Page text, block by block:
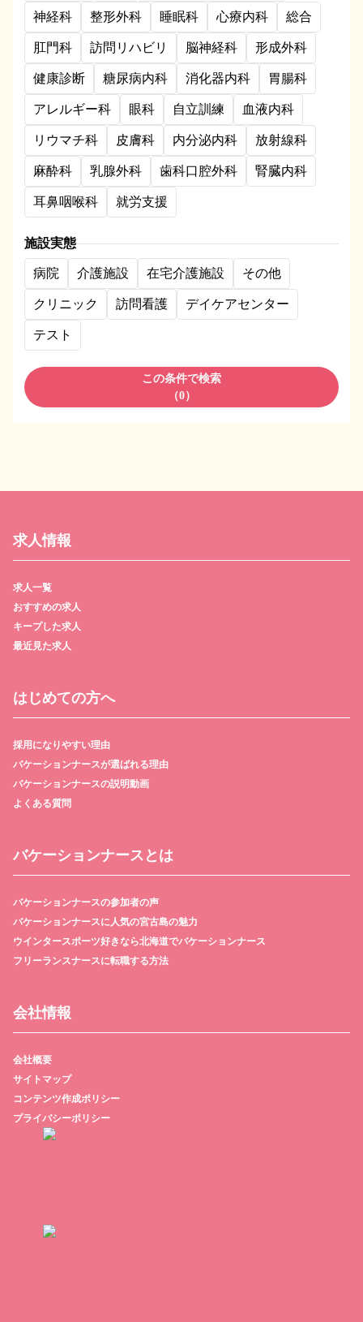
神経科 整形外科 睡眠科 心療内科 総合
肛門科 訪問リハビリ 脳神経科 形成外科
健康診断 糖尿病内科 消化器内科 胃腸科
アレルギー科 眼科 自立訓練 血液内科
リウマチ科 皮膚科 内分泌内科 放射線科
麻酔科 乳腺外科 歯科口腔外科 腎臓内科
耳鼻咽喉科 就労支援
施設実態
病院 介護施設 在宅介護施設 その他
クリニック 訪問看護 デイケアセンター
テスト
この条件で検索
（0）
求人情報
求人一覧
おすすめの求人
キープした求人
最近見た求人
バケーションナースとは
バケーションナースの参加者の声
バケーションナースに人気の宮古島の魅力
ウインタースポーツ好きなら北海道でバケーションナース
フリーランスナースに転職する方法
はじめての方へ
採用になりやすい理由
バケーションナースが選ばれる理由
バケーションナースの説明動画
よくある質問
会社情報
会社概要
サイトマップ
コンテンツ作成ポリシー
プライバシーポリシー